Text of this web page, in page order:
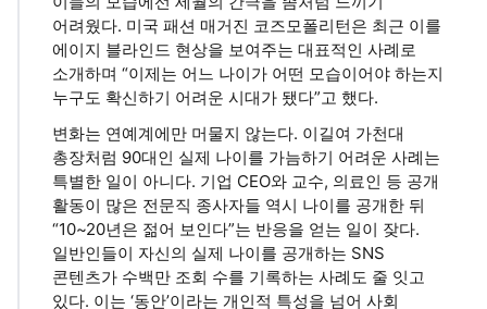
어려웠다. 미국 패션 매거진 코즈모폴리턴은 최근 이를
에이지 블라인드 현상을 보여주는 대표적인 사례로
소개하며 “이제는 어느 나이가 어떤 모습이어야 하는지
누구도 확신하기 어려운 시대가 됐다”고 했다.
변화는 연예계에만 머물지 않는다. 이길여 가천대
총장처럼 90대인 실제 나이를 가늠하기 어려운 사례는
특별한 일이 아니다. 기업 CEO와 교수, 의료인 등 공개
활동이 많은 전문직 종사자들 역시 나이를 공개한 뒤
“10~20년은 젊어 보인다”는 반응을 얻는 일이 잦다.
일반인들이 자신의 실제 나이를 공개하는 SNS
콘텐츠가 수백만 조회 수를 기록하는 사례도 줄 잇고
있다. 이는 ‘동안’이라는 개인적 특성을 넘어 사회